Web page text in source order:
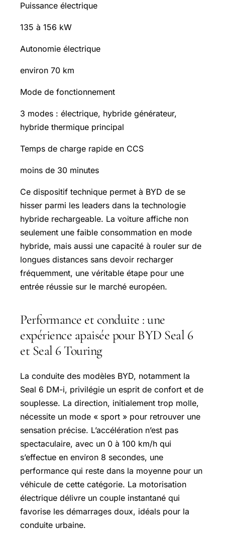
Puissance électrique
135 à 156 kW
Autonomie électrique
environ 70 km
Mode de fonctionnement
3 modes : électrique, hybride générateur,
hybride thermique principal
Temps de charge rapide en CCS
moins de 30 minutes
Ce dispositif technique permet à BYD de se
hisser parmi les leaders dans la technologie
hybride rechargeable. La voiture affiche non
seulement une faible consommation en mode
hybride, mais aussi une capacité à rouler sur de
longues distances sans devoir recharger
fréquemment, une véritable étape pour une
entrée réussie sur le marché européen.
Performance et conduite : une
expérience apaisée pour BYD Seal 6
et Seal 6 Touring
La conduite des modèles BYD, notamment la
Seal 6 DM-i, privilégie un esprit de confort et de
souplesse. La direction, initialement trop molle,
nécessite un mode « sport » pour retrouver une
sensation précise. L’accélération n’est pas
spectaculaire, avec un 0 à 100 km/h qui
s’effectue en environ 8 secondes, une
performance qui reste dans la moyenne pour un
véhicule de cette catégorie. La motorisation
électrique délivre un couple instantané qui
favorise les démarrages doux, idéals pour la
conduite urbaine.